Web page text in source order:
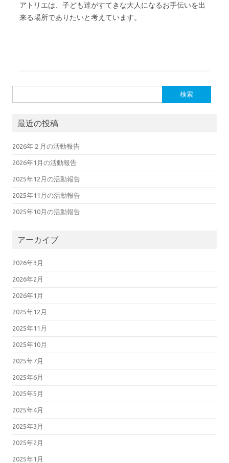
アトリエは、子ども達がすてきな大人になるお手伝いを出
来る場所でありたいと考えています。
最近の投稿
2026年２月の活動報告
2026年1月の活動報告
2025年12月の活動報告
2025年11月の活動報告
2025年10月の活動報告
アーカイブ
2026年3月
2026年2月
2026年1月
2025年12月
2025年11月
2025年10月
2025年7月
2025年6月
2025年5月
2025年4月
2025年3月
2025年2月
2025年1月